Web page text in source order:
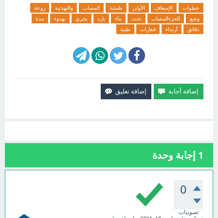
خطوات الإسعاف الأولي طمئنة المصاب والتهدئية
روعة
وضع
الجزءالمصاب تحت ماء بارد يجري بهدوء
مدة
دقائق
أرتداء قفازات طبية
1 إجابة وحدة
0
تصويتات